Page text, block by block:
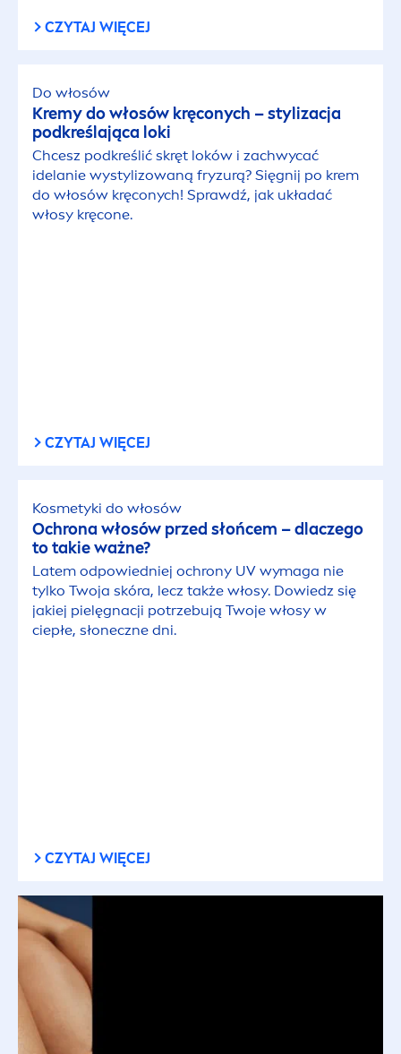
CZYTAJ WIĘCEJ
Do włosów
Kremy do włosów kręconych – stylizacja
podkreślająca loki
Chcesz podkreślić skręt loków i zachwycać
idelanie wystylizowaną fryzurą? Sięgnij po krem
do włosów kręconych! Sprawdź, jak układać
włosy kręcone.
CZYTAJ WIĘCEJ
Kosmetyki do włosów
Ochrona włosów przed słońcem – dlaczego
to takie ważne?
Latem odpowiedniej ochrony UV wymaga nie
tylko Twoja skóra, lecz także włosy. Dowiedz się
jakiej pielęgnacji potrzebują Twoje włosy w
ciepłe, słoneczne dni.
CZYTAJ WIĘCEJ